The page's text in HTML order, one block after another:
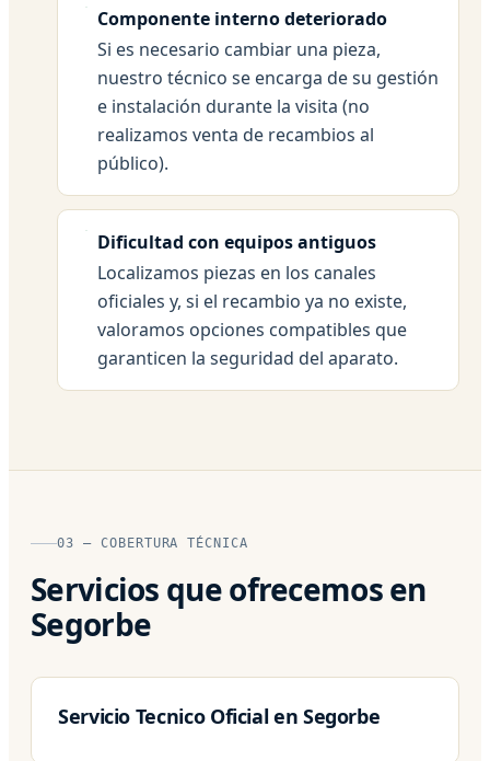
Componente interno deteriorado
Si es necesario cambiar una pieza,
nuestro técnico se encarga de su gestión
e instalación durante la visita (no
realizamos venta de recambios al
público).
Dificultad con equipos antiguos
Localizamos piezas en los canales
oficiales y, si el recambio ya no existe,
valoramos opciones compatibles que
garanticen la seguridad del aparato.
03 — COBERTURA TÉCNICA
Servicios que ofrecemos en
Segorbe
Servicio Tecnico Oficial en Segorbe